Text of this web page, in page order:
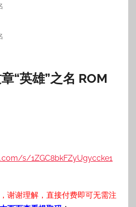
“英雄”之名 ROM
s/1ZGC8bkFZyUgyccke1
谢谢理解，直接付费即可无需注